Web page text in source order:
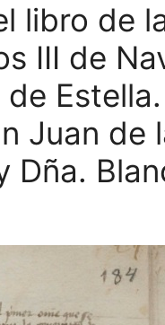
libro de
III de
Juan de